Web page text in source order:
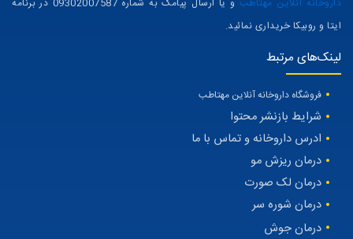
داروخانه آنلاین مهتاطب
و یا ارسال پیامک به شماره 09302007587 در برنامه
ایتا و روبیکا خریداری نمائید.
لینک‌های مرتبط
فروشگاه داروخانه آنلاین مهتاطب
شرایط بازنشر محتوا
ادرس داروخانه و تماس با ما
درمان ریزش مو
درمان لک صورت
درمان شوره سر
درمان جوش